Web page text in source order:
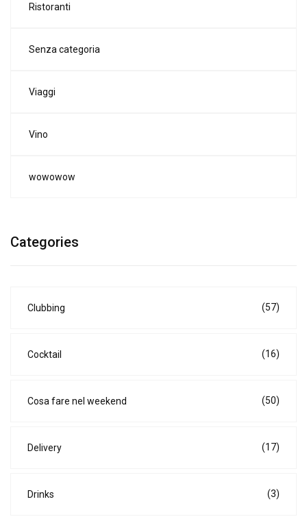
Ristoranti
Senza categoria
Viaggi
Vino
wowowow
Categories
Clubbing (57)
Cocktail (16)
Cosa fare nel weekend (50)
Delivery (17)
Drinks (3)